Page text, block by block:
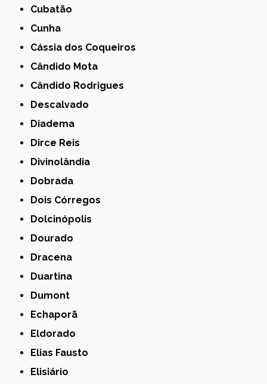
Cubatão
Cunha
Cássia dos Coqueiros
Cândido Mota
Cândido Rodrigues
Descalvado
Diadema
Dirce Reis
Divinolândia
Dobrada
Dois Córregos
Dolcinópolis
Dourado
Dracena
Duartina
Dumont
Echaporã
Eldorado
Elias Fausto
Elisiário